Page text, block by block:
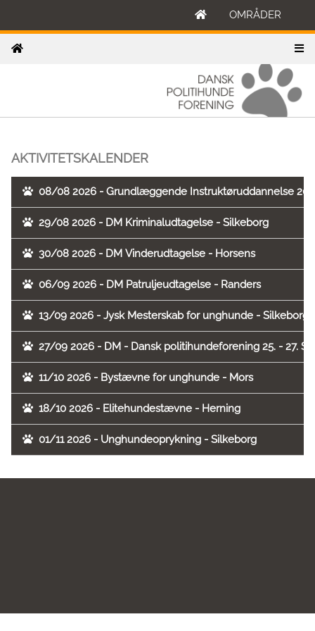
OMRÅDER
AKTIVITETSKALENDER
08/08 2026 - Grundlæggende Instruktøruddannelse
29/08 2026 - DM Kriminaludtagelse - Silkeborg
30/08 2026 - DM Vinderudtagelse - Horsens
06/09 2026 - DM Patruljeudtagelse - Randers
13/09 2026 - Jysk Mesterskab for unghunde - Silkeborg
27/09 2026 - DM - Dansk politihundeforening 25. - 27.
11/10 2026 - Bystævne for unghunde - Mors
18/10 2026 - Elitehundestævne - Herning
01/11 2026 - Unghundeoprykning - Silkeborg